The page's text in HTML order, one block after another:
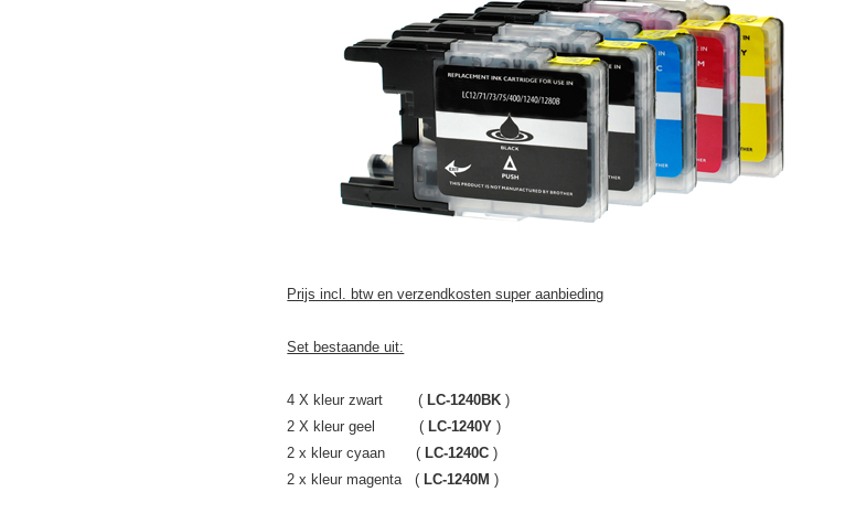
Prijs incl. btw en verzendkosten super aanbieding
Set bestaande uit:
4 X kleur zwart ( LC-1240BK )
2 X kleur geel ( LC-1240Y )
2 x kleur cyaan ( LC-1240C )
2 x kleur magenta ( LC-1240M )